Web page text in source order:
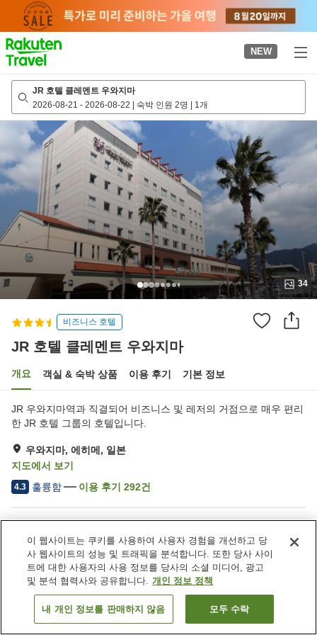
page
NEW
JR 호텔 클레멘트 우와지마
2026-08-21 - 2026-08-22 | 숙박 인원 2명 | 1개
34
비즈니스 호텔
JR 호텔 클레멘트 우와지마
개요 객실 & 숙박 상품 이용 후기 기본 정보
JR 우와지마역과 직결되어 비즈니스 및 레저의 거점으로 매우 편리
한 JR 호텔 그룹의 호텔입니다.
우와지마, 에히메, 일본
지도에서 보기
4.3 훌륭함 이용 후기 292건
주차장
스파 / 미용실
레스토랑
자동판매기
객실 보기
이 웹사이트는 쿠키를 사용하여 사용자 경험을 개선하고 당
사 웹사이트의 성능 및 트래픽을 분석합니다. 또한 당사 사이
트에 대한 사용자의 사용 정보를 당사의 소셜 미디어, 광고
및 분석 협력사와 공유합니다. 개인 정보 정책
내 개인 정보를 판매하지 않음 모두 수락